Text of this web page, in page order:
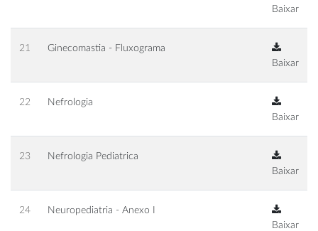
Baixar
21
Ginecomastia - Fluxograma
Baixar
22
Nefrologia
Baixar
23
Nefrologia Pediatrica
Baixar
24
Neuropediatria - Anexo I
Baixar